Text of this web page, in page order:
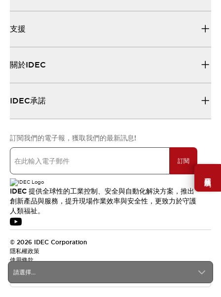
需要幫助嗎？
請選擇...
支援
關於IDEC
IDEC承諾
訂閱我們的電子報，獲取我們的最新訊息!
訂閱
IDEC 提供全球性的工業控制、安全與自動化解決方案，推出
創新產品與服務，提升現場作業效率與安全性，更致力於守護
人類福祉。
© 2026 IDEC Corporation
隱私權政策
使用條款
台灣